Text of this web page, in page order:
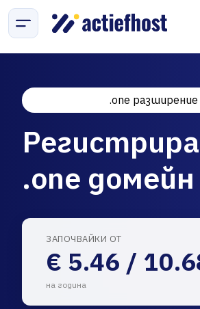
.one разширение
.one домейн
ЗАПОЧВАЙКИ ОТ
€ 5.46 /
на година